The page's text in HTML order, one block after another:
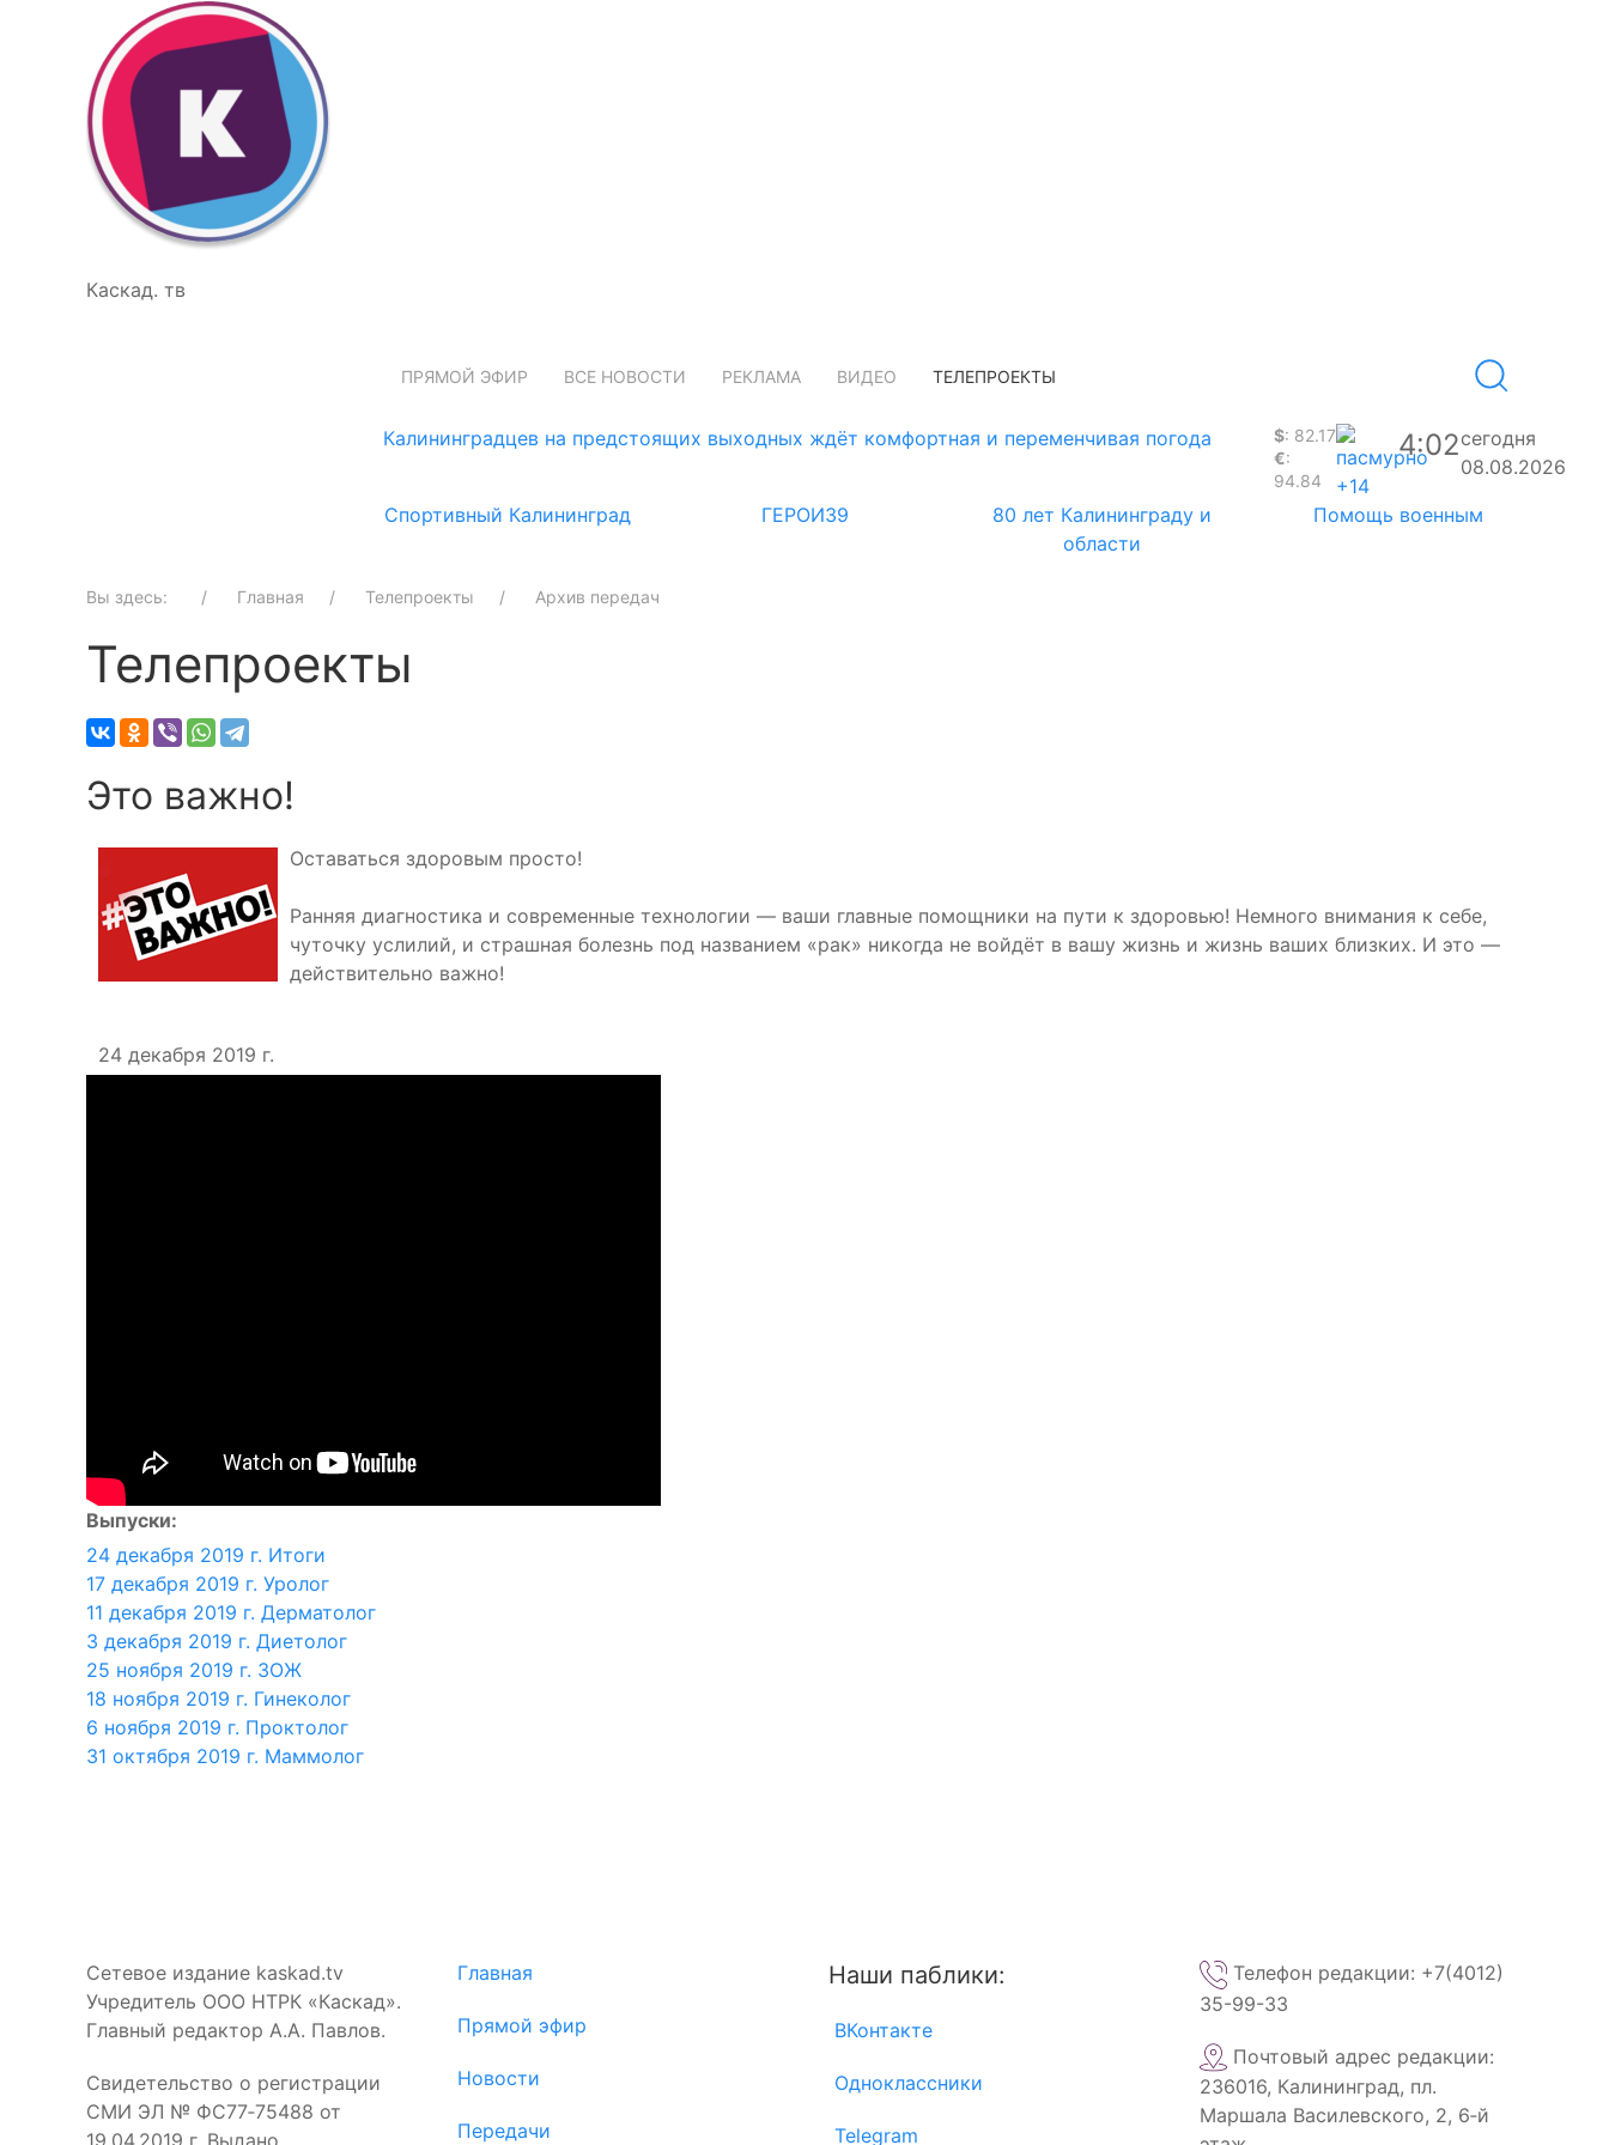
Каскад. тв
ПРЯМОЙ ЭФИР ВСЕ НОВОСТИ РЕКЛАМА ВИДЕО ТЕЛЕПРОЕКТЫ
Калининградцев на предстоящих выходных ждёт комфортная и переменчивая погода $: 82.17
€:
94.84
+14
4:02сегодня
08.08.2026
Спортивный Калининград
ГЕРОИ39
80 лет Калининграду и
области
Помощь военным
Вы здесь: Главная Телепроекты Архив передач
Телепроекты
Это важно!
Оставаться здоровым просто!
Ранняя диагностика и современные технологии — ваши главные помощники на пути к здоровью! Немного внимания к себе,
чуточку услилий, и страшная болезнь под названием «рак» никогда не войдёт в вашу жизнь и жизнь ваших близких. И это —
действительно важно!
24 декабря 2019 г.
Выпуски:
24 декабря 2019 г. Итоги
17 декабря 2019 г. Уролог
11 декабря 2019 г. Дерматолог
3 декабря 2019 г. Диетолог
25 ноября 2019 г. ЗОЖ
18 ноября 2019 г. Гинеколог
6 ноября 2019 г. Проктолог
31 октября 2019 г. Маммолог
Сетевое издание kaskad.tv
Учредитель ООО НТРК «Каскад».
Главный редактор А.А. Павлов.
Свидетельство о регистрации
СМИ ЭЛ № ФС77‑75488 от
19.04.2019 г. Выдано
Главная
Прямой эфир
Новости
Передачи
Наши паблики:
ВКонтакте
Одноклассники
Telegram
Телефон редакции: +7(4012)
35-99-33
Почтовый адрес редакции:
236016, Калининград, пл.
Маршала Василевского, 2, 6‑й